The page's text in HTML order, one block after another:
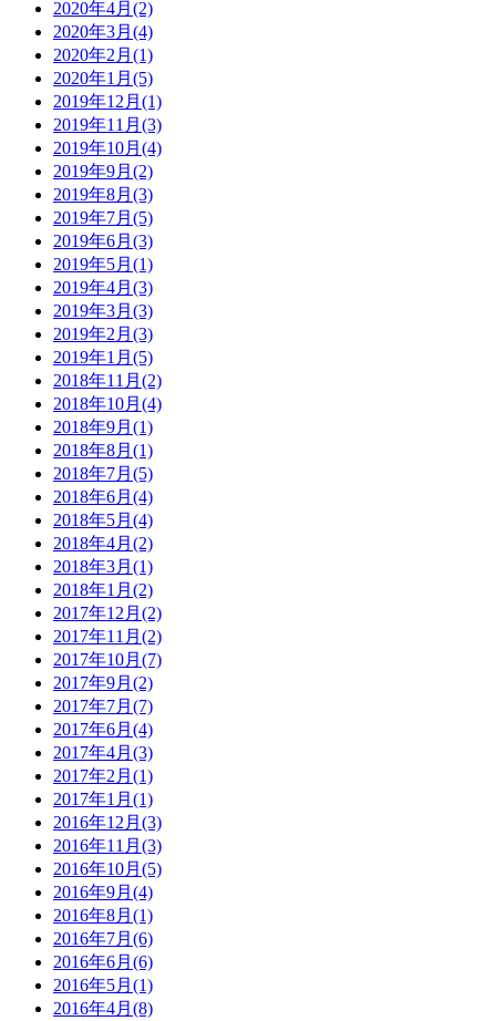
2020年4月(2)
2020年3月(4)
2020年2月(1)
2020年1月(5)
2019年12月(1)
2019年11月(3)
2019年10月(4)
2019年9月(2)
2019年8月(3)
2019年7月(5)
2019年6月(3)
2019年5月(1)
2019年4月(3)
2019年3月(3)
2019年2月(3)
2019年1月(5)
2018年11月(2)
2018年10月(4)
2018年9月(1)
2018年8月(1)
2018年7月(5)
2018年6月(4)
2018年5月(4)
2018年4月(2)
2018年3月(1)
2018年1月(2)
2017年12月(2)
2017年11月(2)
2017年10月(7)
2017年9月(2)
2017年7月(7)
2017年6月(4)
2017年4月(3)
2017年2月(1)
2017年1月(1)
2016年12月(3)
2016年11月(3)
2016年10月(5)
2016年9月(4)
2016年8月(1)
2016年7月(6)
2016年6月(6)
2016年5月(1)
2016年4月(8)